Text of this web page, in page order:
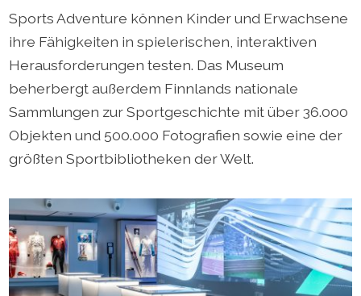
Sports Adventure können Kinder und Erwachsene
ihre Fähigkeiten in spielerischen, interaktiven
Herausforderungen testen. Das Museum
beherbergt außerdem Finnlands nationale
Sammlungen zur Sportgeschichte mit über 36.000
Objekten und 500.000 Fotografien sowie eine der
größten Sportbibliotheken der Welt.